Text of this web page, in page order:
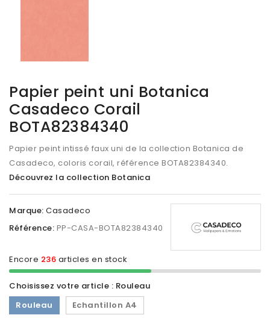
Papier peint uni Botanica
Casadeco Corail
BOTA82384340
Papier peint intissé faux uni de la collection Botanica de
Casadeco, coloris corail, référence BOTA82384340.
Découvrez la collection Botanica
Marque: Casadeco
Référence: PP-CASA-BOTA82384340
Encore 236 articles en stock
Choisissez votre article : Rouleau
Rouleau
Echantillon A4